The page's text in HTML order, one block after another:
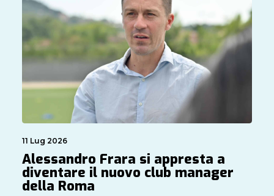
11 Lug 2026
Alessandro Frara si appresta a
diventare il nuovo club manager
della Roma